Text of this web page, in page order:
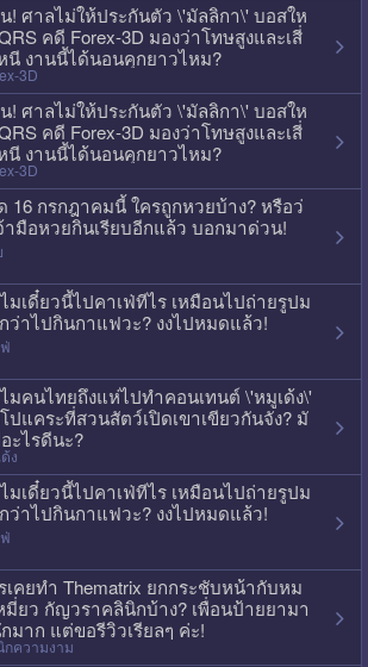
! ศาลไม่ให้ประกันตัว \'มัลลิกา\' บอสให
คดี Forex-3D มองว่าโทษสูงและเสี่
นี งานนี้ได้นอนคุกยาวไหม?
3D
! ศาลไม่ให้ประกันตัว \'มัลลิกา\' บอสให
คดี Forex-3D มองว่าโทษสูงและเสี่
นี งานนี้ได้นอนคุกยาวไหม?
3D
16 กรกฎาคมนี้ ใครถูกหวยบ้าง? หรือว่
ามือหวยกินเรียบอีกแล้ว บอกมาด่วน!
มเดี๋ยวนี้ไปคาเฟ่ทีไร เหมือนไปถ่ายรูปม
ว่าไปกินกาแฟวะ? งงไปหมดแล้ว!
มคนไทยถึงแห่ไปทำคอนเทนต์ \'หมูเด้ง\'
ปแคระที่สวนสัตว์เปิดเขาเขียวกันจัง? มั
ะไรดีนะ?
ง
มเดี๋ยวนี้ไปคาเฟ่ทีไร เหมือนไปถ่ายรูปม
ว่าไปกินกาแฟวะ? งงไปหมดแล้ว!
เคยทำ Thematrix ยกกระชับหน้ากับหม
มี่ยว กัญวราคลินิกบ้าง? เพื่อนป้ายยามา
มาก แต่ขอรีวิวเรียลๆ ค่ะ!
กความงาม